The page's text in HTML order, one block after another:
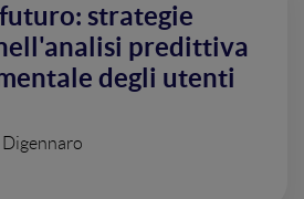
strategie
predittiva
degli utenti